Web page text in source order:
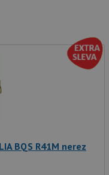
BQS R41M nerez